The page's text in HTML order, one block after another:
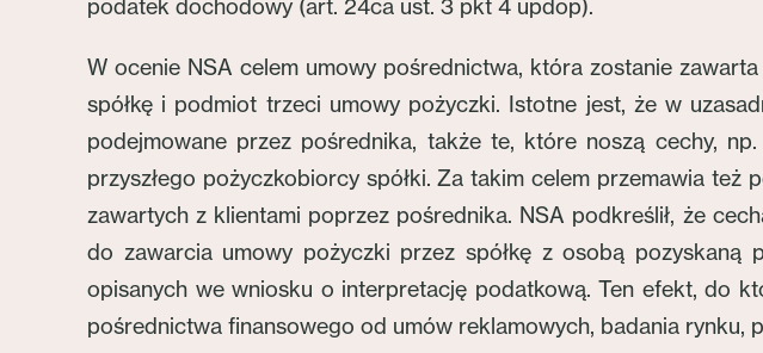
podatek dochodowy (art. 24ca ust. 3 pkt 4 updop).
W ocenie NSA celem umowy pośrednictwa, która zostanie
spółkę i podmiot trzeci umowy pożyczki. Istotne jest, że w
podejmowane przez pośrednika, także te, które noszą cechy,
przyszłego pożyczkobiorcy spółki. Za takim celem przemawia
zawartych z klientami poprzez pośrednika. NSA podkreślił, że
do zawarcia umowy pożyczki przez spółkę z osobą pozyskaną
opisanych we wniosku o interpretację podatkową. Ten efekt, do
pośrednictwa finansowego od umów reklamowych, badania rynku,